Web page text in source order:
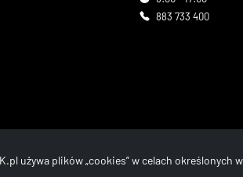
883 733 400
używa plików „cookies” w celach określonych w